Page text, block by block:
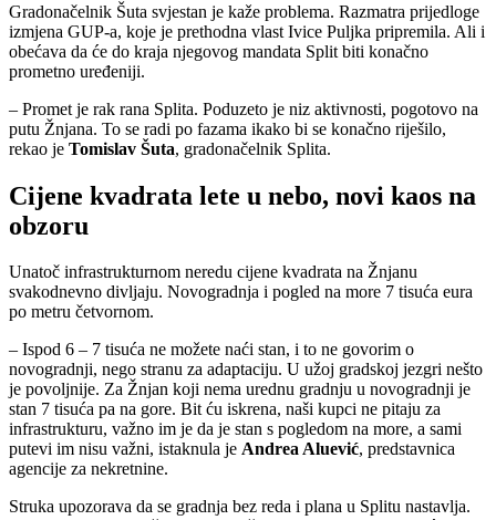
Gradonačelnik Šuta svjestan je kaže problema. Razmatra prijedloge
izmjena GUP-a, koje je prethodna vlast Ivice Puljka pripremila. Ali i
obećava da će do kraja njegovog mandata Split biti konačno
prometno uređeniji.
– Promet je rak rana Splita. Poduzeto je niz aktivnosti, pogotovo na
putu Žnjana. To se radi po fazama ikako bi se konačno riješilo,
rekao je Tomislav Šuta, gradonačelnik Splita.
Cijene kvadrata lete u nebo, novi kaos na
obzoru
Unatoč infrastrukturnom neredu cijene kvadrata na Žnjanu
svakodnevno divljaju. Novogradnja i pogled na more 7 tisuća eura
po metru četvornom.
– Ispod 6 – 7 tisuća ne možete naći stan, i to ne govorim o
novogradnji, nego stranu za adaptaciju. U užoj gradskoj jezgri nešto
je povoljnije. Za Žnjan koji nema urednu gradnju u novogradnji je
stan 7 tisuća pa na gore. Bit ću iskrena, naši kupci ne pitaju za
infrastrukturu, važno im je da je stan s pogledom na more, a sami
putevi im nisu važni, istaknula je Andrea Aluević, predstavnica
agencije za nekretnine.
Struka upozorava da se gradnja bez reda i plana u Splitu nastavlja.